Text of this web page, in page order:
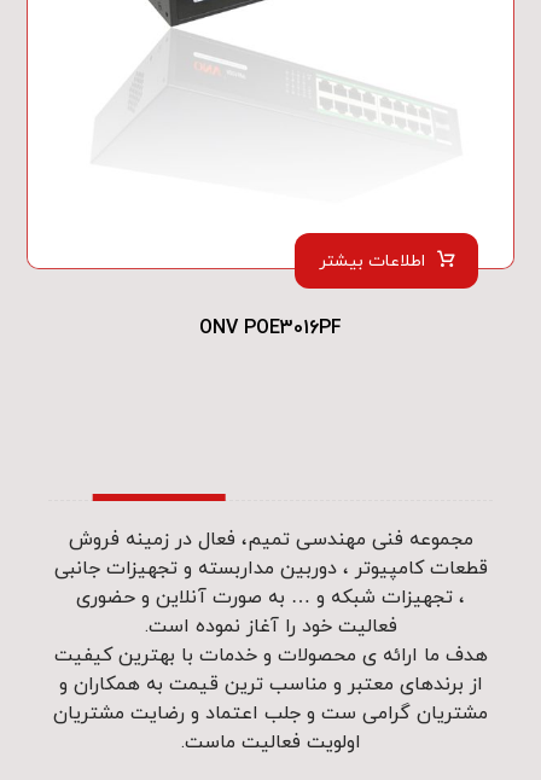
ONV POE3016PF
اطلاعات بیشتر
مجموعه فنی مهندسی تمیم، فعال در زمینه فروش
قطعات کامپیوتر ، دوربین مداربسته و تجهیزات جانبی
، تجهیزات شبکه و … به صورت آنلاین و حضوری
فعالیت خود را آغاز نموده است.
هدف ما ارائه ی محصولات و خدمات با بهترین کیفیت
از برندهای معتبر و مناسب ترین قیمت به همکاران و
مشتریان گرامی ست و جلب اعتماد و رضایت مشتریان
اولویت فعالیت ماست.